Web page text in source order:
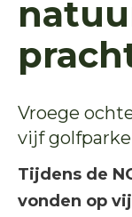
Vroege
vijf
Tijdens de
vonden op